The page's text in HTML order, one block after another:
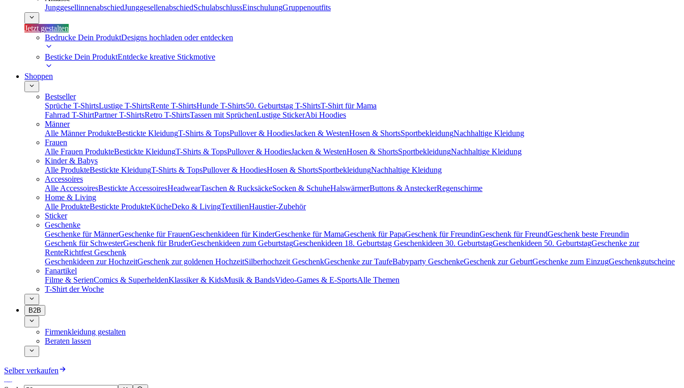
JunggesellinnenabschiedJunggesellenabschiedSchulabschlussEinschulungGruppenoutfits
Jetzt gestalten
Bedrucke Dein ProduktDesigns hochladen oder entdecken
Besticke Dein ProduktEntdecke kreative Stickmotive
Shoppen
Bestseller
Sprüche T-ShirtsLustige T-ShirtsRente T-ShirtsHunde T-Shirts50. Geburtstag T-ShirtsT-Shirt für Mama
Fahrrad T-ShirtPartner T-ShirtsRetro T-ShirtsTassen mit SprüchenLustige StickerAbi Hoodies
Männer
Alle Männer ProdukteBestickte KleidungT-Shirts & TopsPullover & HoodiesJacken & WestenHosen & ShortsSportbekleidungNachhaltige Kleidung
Frauen
Alle Frauen ProdukteBestickte KleidungT-Shirts & TopsPullover & HoodiesJacken & WestenHosen & ShortsSportbekleidungNachhaltige Kleidung
Kinder & Babys
Alle ProdukteBestickte KleidungT-Shirts & TopsPullover & HoodiesHosen & ShortsSportbekleidungNachhaltige Kleidung
Accessoires
Alle AccessoiresBestickte AccessoiresHeadwearTaschen & RucksäckeSocken & SchuheHalswärmerButtons & AnsteckerRegenschirme
Home & Living
Alle ProdukteBestickte ProdukteKücheDeko & LivingTextilienHaustier-Zubehör
Sticker
Geschenke
Geschenke für MännerGeschenke für FrauenGeschenkideen für KinderGeschenke für MamaGeschenk für PapaGeschenk für FreundinGeschenk für FreundGeschenk beste Freundin
Geschenk für SchwesterGeschenk für BruderGeschenkideen zum GeburtstagGeschenkideen 18. Geburtstag Geschenkideen 30. GeburtstagGeschenkideen 50. GeburtstagGeschenke zur
RenteRichtfest Geschenk
Geschenkideen zur HochzeitGeschenk zur goldenen HochzeitSilberhochzeit GeschenkGeschenke zur TaufeBabyparty GeschenkeGeschenk zur GeburtGeschenke zum EinzugGeschenkgutscheine
Fanartikel
Filme & SerienComics & SuperheldenKlassiker & KidsMusik & BandsVideo-Games & E-SportsAlle Themen
T-Shirt der Woche
B2B
Firmenkleidung gestalten
Beraten lassen
Selber verkaufen